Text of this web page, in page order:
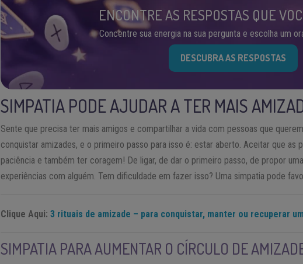
ENCONTRE AS RESPOSTAS QUE
Concentre sua energia na sua pergunta e escolha um
DESCUBRA AS RESPOSTAS
SIMPATIA PODE AJUDAR A TER MAIS
Sente que precisa ter mais amigos e compartilhar a vida com pessoas que
conquistar amizades, e o primeiro passo para isso é: estar aberto. Aceitar que as
paciência e também ter coragem! De ligar, de dar o primeiro passo, de propor
experiências com alguém. Tem dificuldade em fazer isso? Uma simpatia pode
Clique Aqui:3 rituais de amizade – para conquistar, manter ou recuperar
SIMPATIA PARA AUMENTAR O CÍRCULO DE